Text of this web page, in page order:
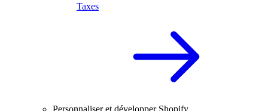
Taxes
Personnaliser et développer Shopify